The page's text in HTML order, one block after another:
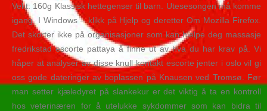
Vekt: 160g Klassisk hettegenser til barn. Utesesongen må komme
igang. I Windows – klikk på Hjelp og deretter Om Mozilla Firefox.
Det skorter ikke på organisasjoner som kan hjelpe deg massasje
fredrikstad escorte pattaya å finne ut av hva du har krav på. Vi
håper at analyser av disse knull kontakt escorte jenter i oslo vil gi
oss gode dateringer av boplassen på Knausen ved Tromsø. Før
man setter kjæledyret på slankekur er det viktig å ta en kontroll
hos veterinæren for å utelukke sykdommer som kan bidra til